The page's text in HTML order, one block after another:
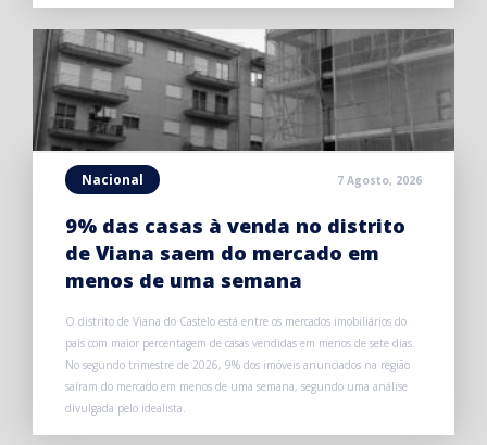
Nacional 7 Agosto, 2026
9% das casas à venda no distrito
de Viana saem do mercado em
menos de uma semana
O distrito de Viana do Castelo está entre os mercados imobiliários do
país com maior percentagem de casas vendidas em menos de sete dias.
No segundo trimestre de 2026, 9% dos imóveis anunciados na região
saíram do mercado em menos de uma semana, segundo uma análise
divulgada pelo idealista.